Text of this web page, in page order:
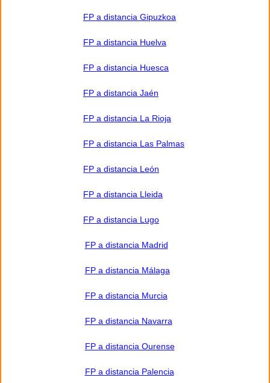
FP a distancia Gipuzkoa
FP a distancia Huelva
FP a distancia Huesca
FP a distancia Jaén
FP a distancia La Rioja
FP a distancia Las Palmas
FP a distancia León
FP a distancia Lleida
FP a distancia Lugo
FP a distancia Madrid
FP a distancia Málaga
FP a distancia Murcia
FP a distancia Navarra
FP a distancia Ourense
FP a distancia Palencia